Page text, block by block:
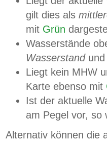
gilt dies als
mit Grün
Wasserstände
Wasserstandund
Liegt kein MHW
Karte ebenso mit
Ist der aktuelle
am Pegel vor,
Alternativ können die